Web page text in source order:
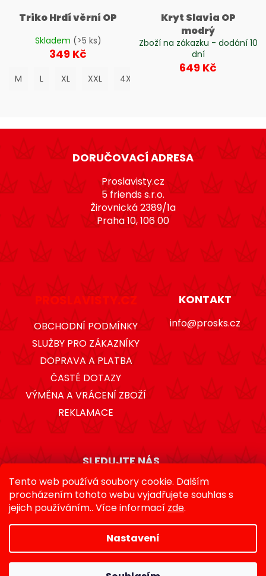
Tento web používá soubory cookie. Dalším
procházením tohoto webu vyjadřujete souhlas s
jejich používáním.. Více informací zde.
Nastavení
Triko Hrdí věrní OP
Skladem (>5 ks)
349 Kč
M L XL XXL 4XL
Kryt Slavia OP
modrý
Zboží na zákazku - dodání 10
dní
649 Kč
Z
a
t
DORUČOVACÍ ADRESA
Proslavisty.cz
5 friends s.r.o.
Žirovnická 2389/1a
Praha 10, 106 00
PROSLAVISTY.CZ
OBCHODNÍ PODMÍNKY
SLUŽBY PRO ZÁKAZNÍKY
DOPRAVA A PLATBA
ČASTÉ DOTAZY
VÝMĚNA A VRÁCENÍ ZBOŽÍ
REKLAMACE
KONTAKT
info@prosks.cz
SLEDUJTE NÁS
Vytvořil Shoptet